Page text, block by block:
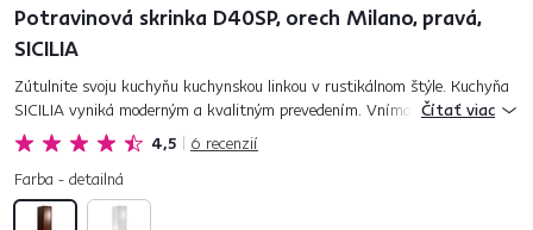
Potravinová skrinka D40SP, orech Milano, pravá,
SICILIA
4,5 6 recenzií
Zútulnite svoju kuchyňu kuchynskou linkou v rustikálnom štýle. Kuchyňa
SICILIA vyniká moderným a kvalitným prevedením. Vnímajte jedinečnú
krásu v detaile čelných plôch a ornamentoch okrasných líšt. Ku...
Čítať viac
Farba - detailná